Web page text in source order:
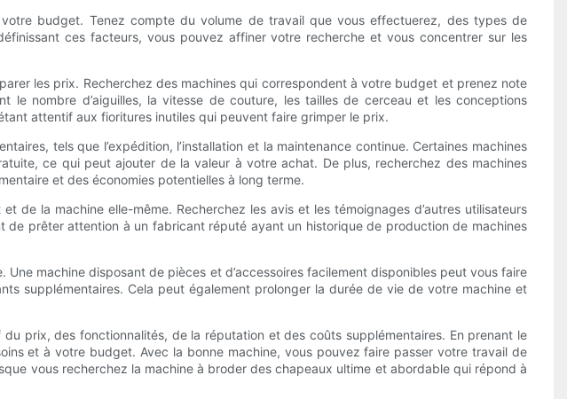
budget. Tenez compte du volume de travail que vous effectuerez, des types de
ces facteurs, vous pouvez affiner votre recherche et vous concentrer sur les
les prix. Recherchez des machines qui correspondent à votre budget et prenez note
nombre d’aiguilles, la vitesse de couture, les tailles de cerceau et les conceptions
attentif aux fioritures inutiles qui peuvent faire grimper le prix.
tels que l’expédition, l’installation et la maintenance continue. Certaines machines
ce qui peut ajouter de la valeur à votre achat. De plus, recherchez des machines
et des économies potentielles à long terme.
la machine elle-même. Recherchez les avis et les témoignages d’autres utilisateurs
prêter attention à un fabricant réputé ayant un historique de production de machines
machine disposant de pièces et d’accessoires facilement disponibles peut vous faire
supplémentaires. Cela peut également prolonger la durée de vie de votre machine et
prix, des fonctionnalités, de la réputation et des coûts supplémentaires. En prenant le
et à votre budget. Avec la bonne machine, vous pouvez faire passer votre travail de
vous recherchez la machine à broder des chapeaux ultime et abordable qui répond à